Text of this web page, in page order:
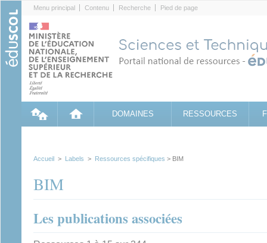
Menu principal Contenu Recherche Pied de page
DOMAINES RESSOURCES
Accueil > Labels > Ressources spécifiques > BIM
BIM
Les publications associées